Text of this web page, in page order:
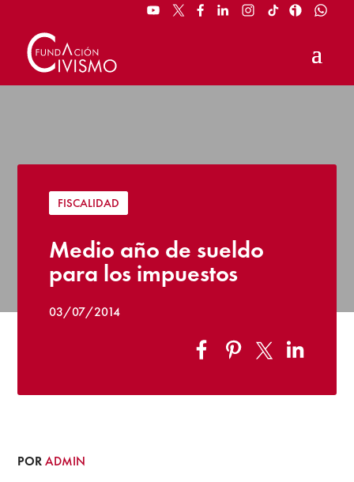
FISCALIDAD
Medio año de sueldo
para los impuestos
03/07/2014
PORADMIN